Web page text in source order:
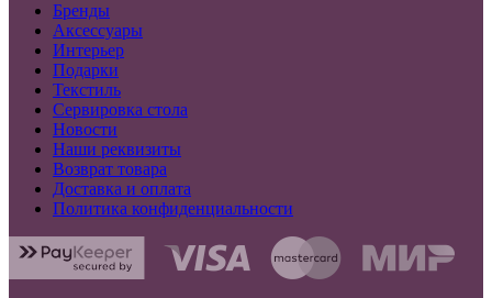
Бренды
Аксессуары
Интерьер
Подарки
Текстиль
Сервировка стола
Новости
Наши реквизиты
Возврат товара
Доставка и оплата
Политика конфиденциальности